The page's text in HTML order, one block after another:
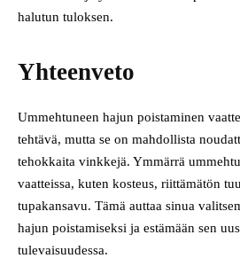
halutun tuloksen.
Yhteenveto
Ummehtuneen hajun poistaminen
tehtävä, mutta se on mahdollista
tehokkaita vinkkejä. Ymmärrä
vaatteissa, kuten kosteus, riittämätön
tupakansavu. Tämä auttaa sinua
hajun poistamiseksi ja estämään sen
tulevaisuudessa.